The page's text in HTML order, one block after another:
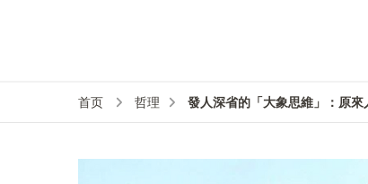
首页 哲理 發人深省的「大象思維」：原